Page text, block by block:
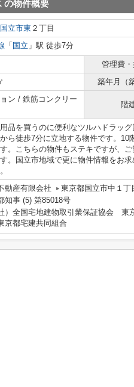
の物件概要
国立市東 ２丁目
「 国立 」駅 徒歩7分
管理費
築年月（
ン / 鉄筋コンクリー
階
品を買うのに便利なツルハドラッ
ら徒歩7分に立地する物件です。
。こちらの物件もステキですが、
。国立市地域で更に物件情報をお
動産有限会社 東京都国立市中１丁
知事 (5) 第85018号
）全国宅地建物取引業保証協会 東
京都宅建共同組合